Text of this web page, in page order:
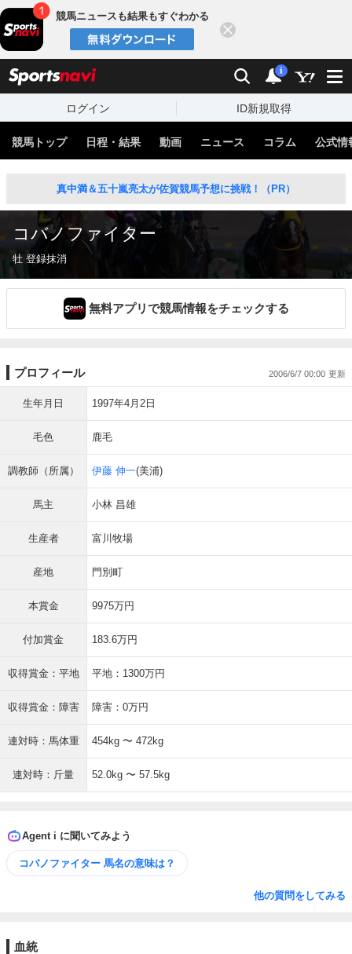
競馬ニュースも結果もすぐわかる
検索 通知
i
ログイン ID新規取得
競馬トップ 日程・結果 動画 ニュース コラム 公式情
真中満＆五十嵐亮太が佐賀競馬予想に挑戦！（PR）
コバノファイター
牡 登録抹消
無料アプリで競馬情報をチェックする
プロフィール 2006/6/7 00:00
生年月日 1997年4月2日
毛色 鹿毛
調教師（所属） 伊藤 伸一(美浦)
馬主 小林 昌雄
生産者 富川牧場
産地 門別町
本賞金 9975万円
付加賞金 183.6万円
収得賞金：平地 平地：1300万円
収得賞金：障害 障害：0万円
連対時：馬体重 454kg 〜 472kg
連対時：斤量 52.0kg 〜 57.5kg
Agent i に聞いてみよう
コバノファイター 馬名の意味は？
他の質問をしてみる
血統